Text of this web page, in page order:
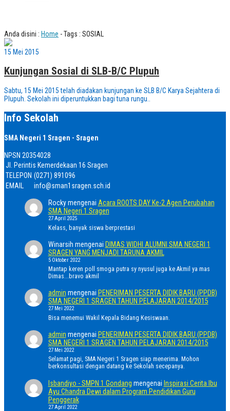
Anda disini : Home -Tags : SOSIAL
15 Mei 2015
Kunjungan Sosial di SLB-B/C Plupuh
Sabtu, 15 Mei 2015 telah diadakan kunjungan ke SLB B/C Karya Sejahtera di
Plupuh. Sekolah ini diperuntukkan bagi tuna rungu..
Info Sekolah
SMA Negeri 1 Sragen - Sragen
NPSN 20354028
Jl. Perintis Kemerdekaan 16 Sragen
TELEPON (0271) 891096
EMAIL
info@sman1sragen.sch.id
Rockymengenai Acara ROOTS DAY Ke-2 Agen Perubahan
SMA Negeri 1 Sragen
27 April 2025
Kelass, banyak siswa berprestasi
Winarsih mengenai DIMAS WIDHI ALUMNI SMA NEGERI 1
SRAGEN YANG MENJADI TARUNA AKMIL
5 Oktober 2022
Mantap keren poll smoga putra sy nyusul juga ke Akmil ya mas
Dimas...bravo akmil
admin mengenai PENERIMAN PESERTA DIDIK BARU (PPDB)
SMA NEGERI 1 SRAGEN TAHUN PELAJARAN 2014/2015
27 Mei 2022
Bisa menemui Wakil Kepala Bidang Kesiswaan.
admin mengenai PENERIMAN PESERTA DIDIK BARU (PPDB)
SMA NEGERI 1 SRAGEN TAHUN PELAJARAN 2014/2015
27 Mei 2022
Selamat pagi, SMA Negeri 1 Sragen siap menerima. Mohon
berkonsultasi dengan datang ke Sekolah secepanya.
Isbandiyo - SMPN 1 Gondang mengenai Inspirasi Cerita Ibu
Ayu Chandra Dewi dalam Program Pendidikan Guru
Penggerak
27 April 2022